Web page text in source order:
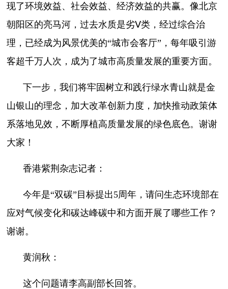
现了环境效益、社会效益、经济效益的共赢。像北京
朝阳区的亮马河，过去水质是劣Ⅴ类，经过综合治
理，已经成为风景优美的“城市会客厅”，每年吸引游
客超千万人次，成为了城市高质量发展的重要方面。
下一步，我们将牢固树立和践行绿水青山就是金
山银山的理念，加大改革创新力度，加快推动政策体
系落地见效，不断厚植高质量发展的绿色底色。谢谢
大家！
香港紫荆杂志记者：
今年是“双碳”目标提出5周年，请问生态环境部在
应对气候变化和碳达峰碳中和方面开展了哪些工作？
谢谢。
黄润秋：
这个问题请李高副部长回答。